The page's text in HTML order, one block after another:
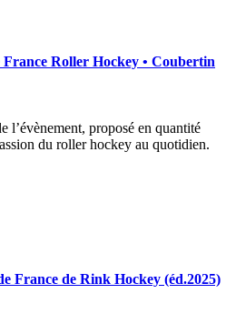
Roller Hockey • Coubertin
l’évènement, proposé en quantité
du roller hockey au quotidien.
France de Rink Hockey (éd.2025)